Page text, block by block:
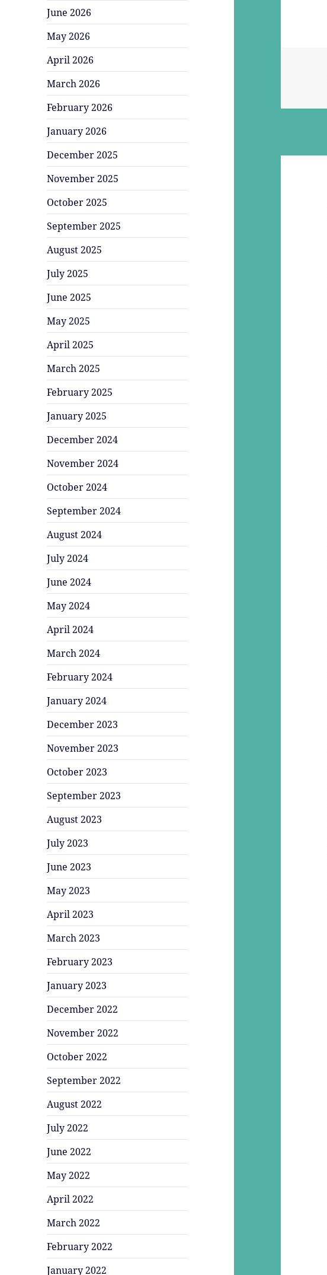
June 2026
May 2026
April 2026
March 2026
February 2026
January 2026
December 2025
November 2025
October 2025
September 2025
August 2025
July 2025
June 2025
May 2025
April 2025
March 2025
February 2025
January 2025
December 2024
November 2024
October 2024
September 2024
August 2024
July 2024
June 2024
May 2024
April 2024
March 2024
February 2024
January 2024
December 2023
November 2023
October 2023
September 2023
August 2023
July 2023
June 2023
May 2023
April 2023
March 2023
February 2023
January 2023
December 2022
November 2022
October 2022
September 2022
August 2022
July 2022
June 2022
May 2022
April 2022
March 2022
February 2022
January 2022